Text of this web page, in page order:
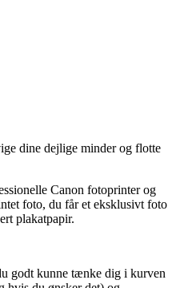
dine dejlige minder og flotte
Canon fotoprinter og
foto, du får et eksklusivt foto
plakatpapir.
godt kunne tænke dig i kurven